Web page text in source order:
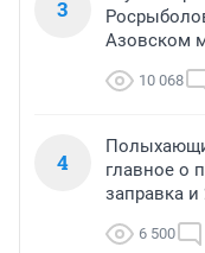
3
Азовском
10 068
4
главное о
заправка
6 500